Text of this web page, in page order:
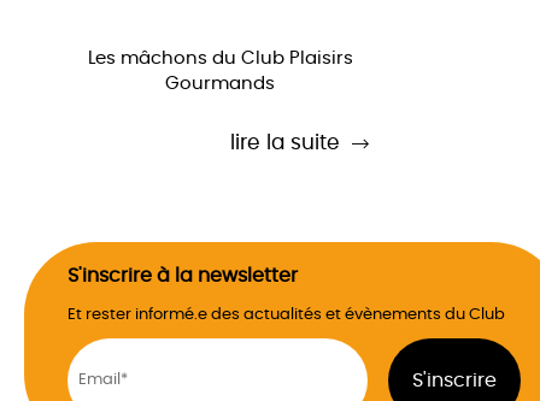
Les mâchons du Club Plaisirs
Gourmands
lire la suite
S'inscrire à la newsletter
Et rester informé.e des actualités et évènements du Club